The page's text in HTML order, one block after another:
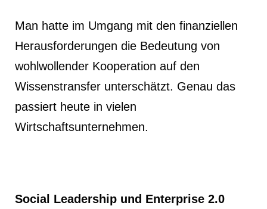
Man hatte im Umgang mit den finanziellen
Herausforderungen die Bedeutung von
wohlwollender Kooperation auf den
Wissenstransfer unterschätzt. Genau das
passiert heute in vielen
Wirtschaftsunternehmen.
Social Leadership und Enterprise 2.0